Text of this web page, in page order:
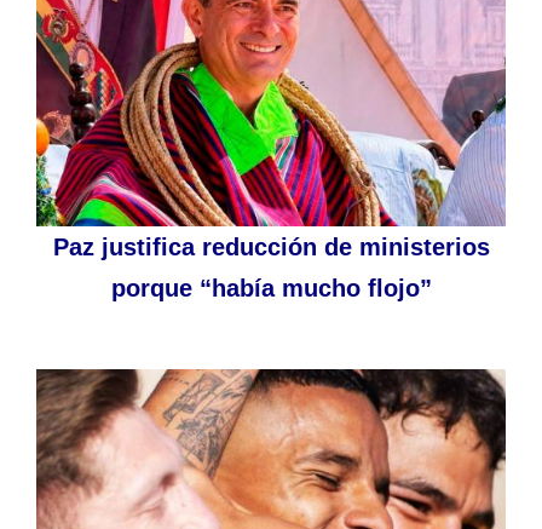
Paz justifica reducción de ministerios
porque “había mucho flojo”